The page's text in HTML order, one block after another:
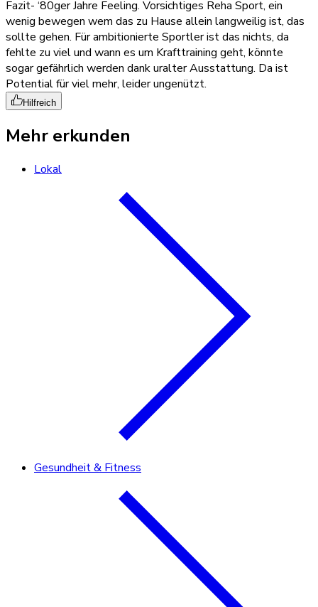
Fazit- ‘80ger Jahre Feeling. Vorsichtiges Reha Sport, ein
wenig bewegen wem das zu Hause allein langweilig ist, das
sollte gehen. Für ambitionierte Sportler ist das nichts, da
fehlte zu viel und wann es um Krafttraining geht, könnte
sogar gefährlich werden dank uralter Ausstattung. Da ist
Potential für viel mehr, leider ungenützt.
Hilfreich
Mehr erkunden
Lokal
Gesundheit & Fitness